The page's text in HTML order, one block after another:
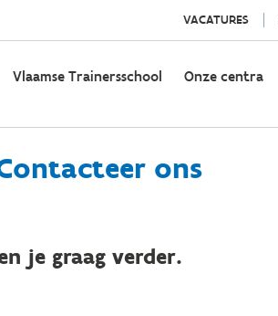
VACATURES
Vlaamse Trainersschool Onze centra
ons
je graag verder.